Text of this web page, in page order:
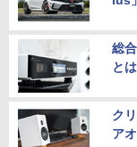
総
と
ク
ア